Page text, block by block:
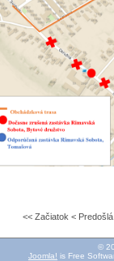
<< Začiatok < Predošlá
©
Joomla! is Free